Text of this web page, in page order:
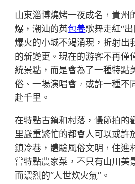
山東淄博燒烤一夜成名，貴州
爆，潮汕的英包養歌舞走紅“
爆火的小城不竭涌現，折射出
的新變更。現在的游客不再僅
統景點，而是會為了一種特點
俗、一場演唱會，或許一種不
赴千里。
在特點古鎮和村落，慢節拍的
里嚴重繁忙的都會人可以或許
鎮冷巷，體驗風俗文明，住進
嘗特點農家菜，不只有山川美
而濃烈的“人世炊火氣”。